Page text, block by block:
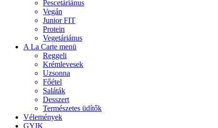
Pescetáriánus
Vegán
Junior FIT
Protein
Vegetáriánus
A La Carte menü
Reggeli
Krémlevesek
Uzsonna
Főétel
Saláták
Desszert
Természetes üdítők
Vélemények
GYIK